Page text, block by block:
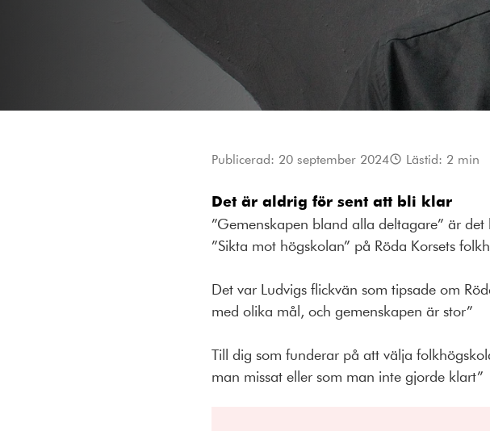
Publicerad: 20 september 2024 Lästid: 2 min
Det är aldrig för sent att bli klar
”Gemenskapen bland alla deltagare” är
”Sikta mot högskolan” på Röda Korsets
Det var Ludvigs flickvän som tipsade om
med olika mål, och gemenskapen är stor”
Till dig som funderar på att välja
man missat eller som man inte gjorde klart”